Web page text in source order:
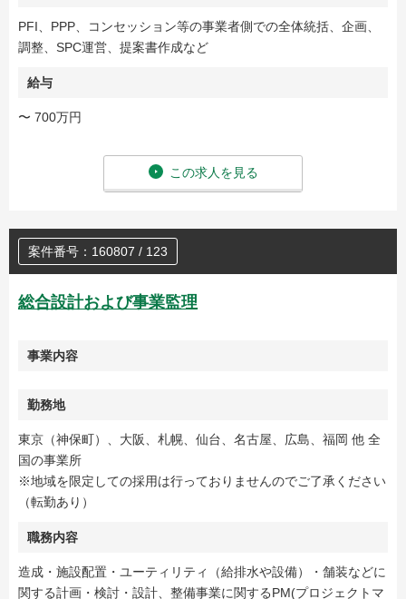
PFI、PPP、コンセッション等の事業者側での全体統括、企画、
調整、SPC運営、提案書作成など
給与
〜 700万円
この求人を見る
案件番号：160807 / 123
総合設計および事業監理
事業内容
勤務地
東京（神保町）、大阪、札幌、仙台、名古屋、広島、福岡 他 全
国の事業所
※地域を限定しての採用は行っておりませんのでご了承ください
（転勤あり）
職務内容
造成・施設配置・ユーティリティ（給排水や設備）・舗装などに
関する計画・検討・設計、整備事業に関するPM(プロジェクトマ